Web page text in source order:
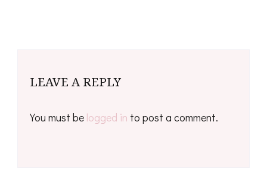
LEAVE A REPLY
You must be logged in to post a comment.